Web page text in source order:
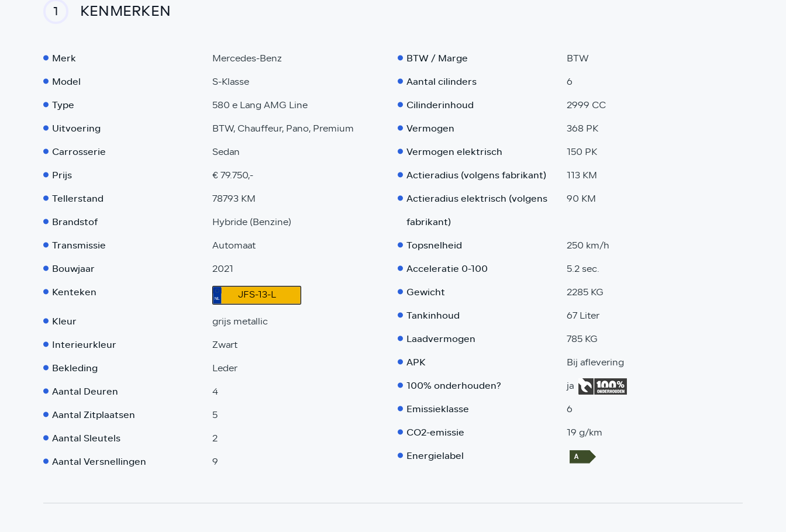
1 KENMERKEN
Merk Mercedes-Benz
Model S-Klasse
Type 580 e Lang AMG Line
Uitvoering BTW, Chauffeur, Pano, Premium
Carrosserie Sedan
Prijs € 79.750,-
Tellerstand 78793 KM
Brandstof Hybride (Benzine)
Transmissie Automaat
Bouwjaar 2021
Kenteken JFS-13-L
Kleur grijs metallic
Interieurkleur Zwart
Bekleding Leder
Aantal Deuren 4
Aantal Zitplaatsen 5
Aantal Sleutels 2
Aantal Versnellingen 9
BTW / Marge BTW
Aantal cilinders 6
Cilinderinhoud 2999 CC
Vermogen 368 PK
Vermogen elektrisch 150 PK
Actieradius (volgens fabrikant) 113 KM
Actieradius elektrisch (volgens
fabrikant)
90 KM
Topsnelheid 250 km/h
Acceleratie 0-100 5.2 sec.
Gewicht 2285 KG
Tankinhoud 67 Liter
Laadvermogen 785 KG
APK Bij aflevering
100% onderhouden? ja
Emissieklasse 6
CO2-emissie 19 g/km
Energielabel